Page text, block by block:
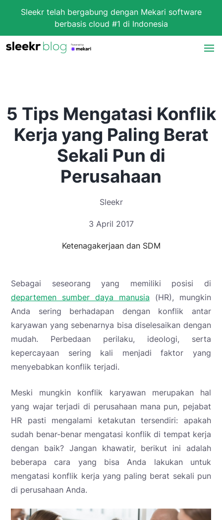
Sleekr telah bergabung dengan Mekari software
berbasis cloud #1 di Indonesia
5 Tips Mengatasi Konflik
Kerja yang Paling Berat
Sekali Pun di
Perusahaan
Sleekr
3 April 2017
Ketenagakerjaan dan SDM
Sebagai seseorang yang memiliki posisi di
departemen sumber daya manusia (HR), mungkin
Anda sering berhadapan dengan konflik antar
karyawan yang sebenarnya bisa diselesaikan dengan
mudah. Perbedaan perilaku, ideologi, serta
kepercayaan sering kali menjadi faktor yang
menyebabkan konflik terjadi.
Meski mungkin konflik karyawan merupakan hal
yang wajar terjadi di perusahaan mana pun, pejabat
HR pasti mengalami ketakutan tersendiri: apakah
sudah benar-benar mengatasi konflik di tempat kerja
dengan baik? Jangan khawatir, berikut ini adalah
beberapa cara yang bisa Anda lakukan untuk
mengatasi konflik kerja yang paling berat sekali pun
di perusahaan Anda.